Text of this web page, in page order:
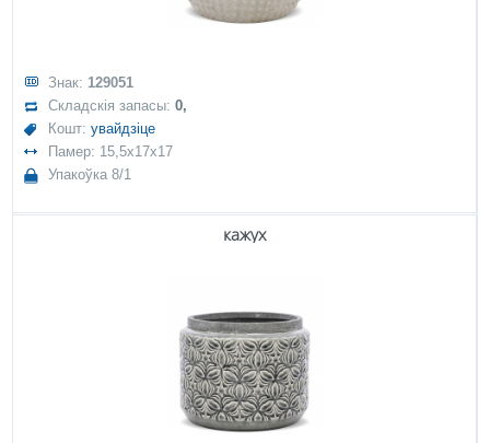
Знак: 129051
Складскія запасы:0,
Кошт:увайдзіце
Памер: 15,5x17x17
Упакоўка 8/1
кажух